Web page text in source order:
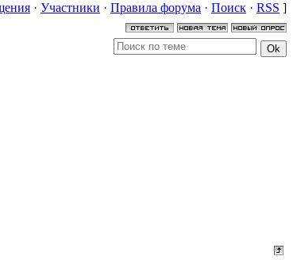
· Участники · Правила форума · Поиск · RSS ]